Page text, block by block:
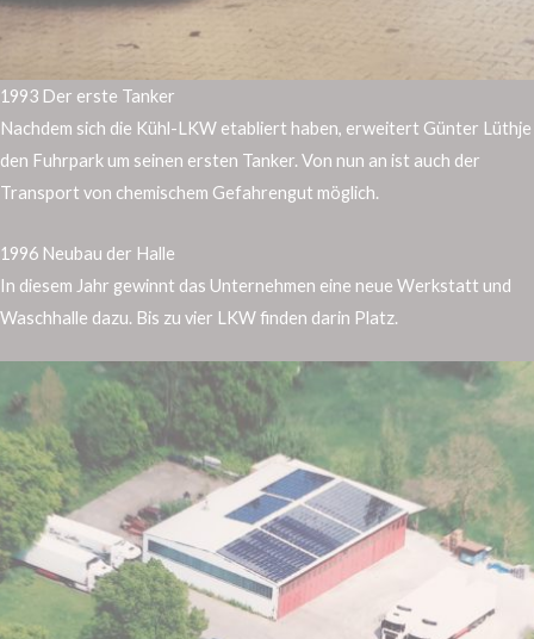
1993 Der erste Tanker
Nachdem sich die Kühl-LKW etabliert haben, erweitert Günter Lüthje
den Fuhrpark um seinen ersten Tanker. Von nun an ist auch der
Transport von chemischem Gefahrengut möglich.
1996 Neubau der Halle
In diesem Jahr gewinnt das Unternehmen eine neue Werkstatt und
Waschhalle dazu. Bis zu vier LKW finden darin Platz.